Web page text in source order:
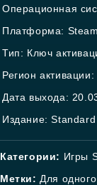
Операционная
Платформа: Steam
Тип: Ключ
Регион
Дата выхода:
Издание:
Категории: Игры
Метки: Для